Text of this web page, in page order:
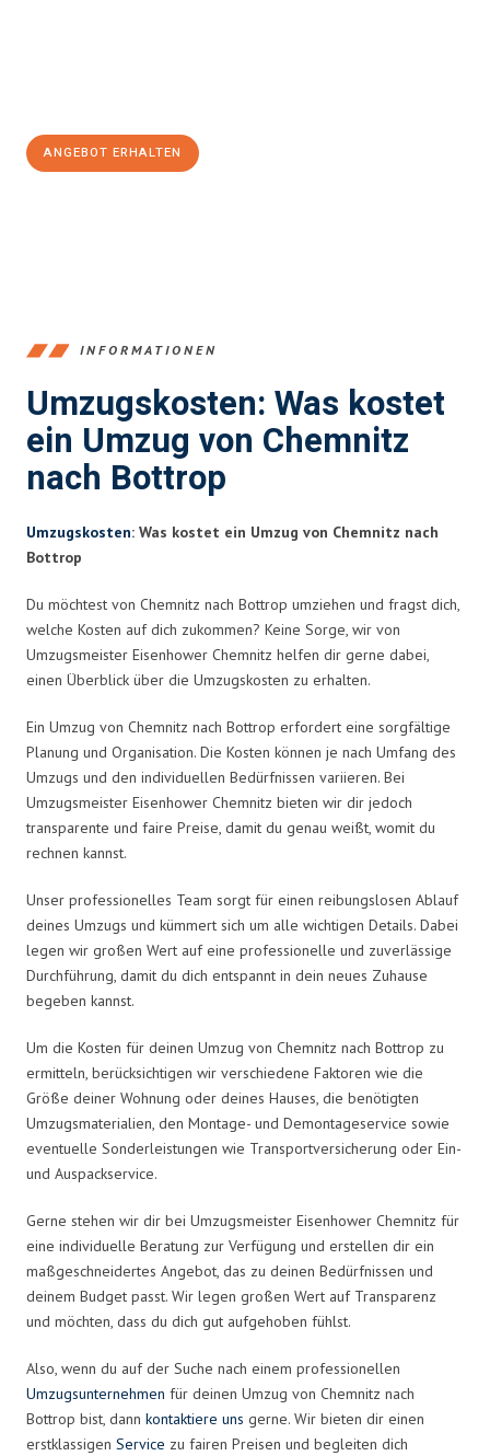
ANGEBOT ERHALTEN
INFORMATIONEN
Umzugskosten: Was kostet
ein Umzug von Chemnitz
nach Bottrop
Umzugskosten: Was kostet ein Umzug von Chemnitz nach
Bottrop
Du möchtest von Chemnitz nach Bottrop umziehen und fragst dich,
welche Kosten auf dich zukommen? Keine Sorge, wir von
Umzugsmeister Eisenhower Chemnitz helfen dir gerne dabei,
einen Überblick über die Umzugskosten zu erhalten.
Ein Umzug von Chemnitz nach Bottrop erfordert eine sorgfältige
Planung und Organisation. Die Kosten können je nach Umfang des
Umzugs und den individuellen Bedürfnissen variieren. Bei
Umzugsmeister Eisenhower Chemnitz bieten wir dir jedoch
transparente und faire Preise, damit du genau weißt, womit du
rechnen kannst.
Unser professionelles Team sorgt für einen reibungslosen Ablauf
deines Umzugs und kümmert sich um alle wichtigen Details. Dabei
legen wir großen Wert auf eine professionelle und zuverlässige
Durchführung, damit du dich entspannt in dein neues Zuhause
begeben kannst.
Um die Kosten für deinen Umzug von Chemnitz nach Bottrop zu
ermitteln, berücksichtigen wir verschiedene Faktoren wie die
Größe deiner Wohnung oder deines Hauses, die benötigten
Umzugsmaterialien, den Montage- und Demontageservice sowie
eventuelle Sonderleistungen wie Transportversicherung oder Ein-
und Auspackservice.
Gerne stehen wir dir bei Umzugsmeister Eisenhower Chemnitz für
eine individuelle Beratung zur Verfügung und erstellen dir ein
maßgeschneidertes Angebot, das zu deinen Bedürfnissen und
deinem Budget passt. Wir legen großen Wert auf Transparenz
und möchten, dass du dich gut aufgehoben fühlst.
Also, wenn du auf der Suche nach einem professionellen
Umzugsunternehmen für deinen Umzug von Chemnitz nach
Bottrop bist, dann kontaktiere uns gerne. Wir bieten dir einen
erstklassigen Service zu fairen Preisen und begleiten dich